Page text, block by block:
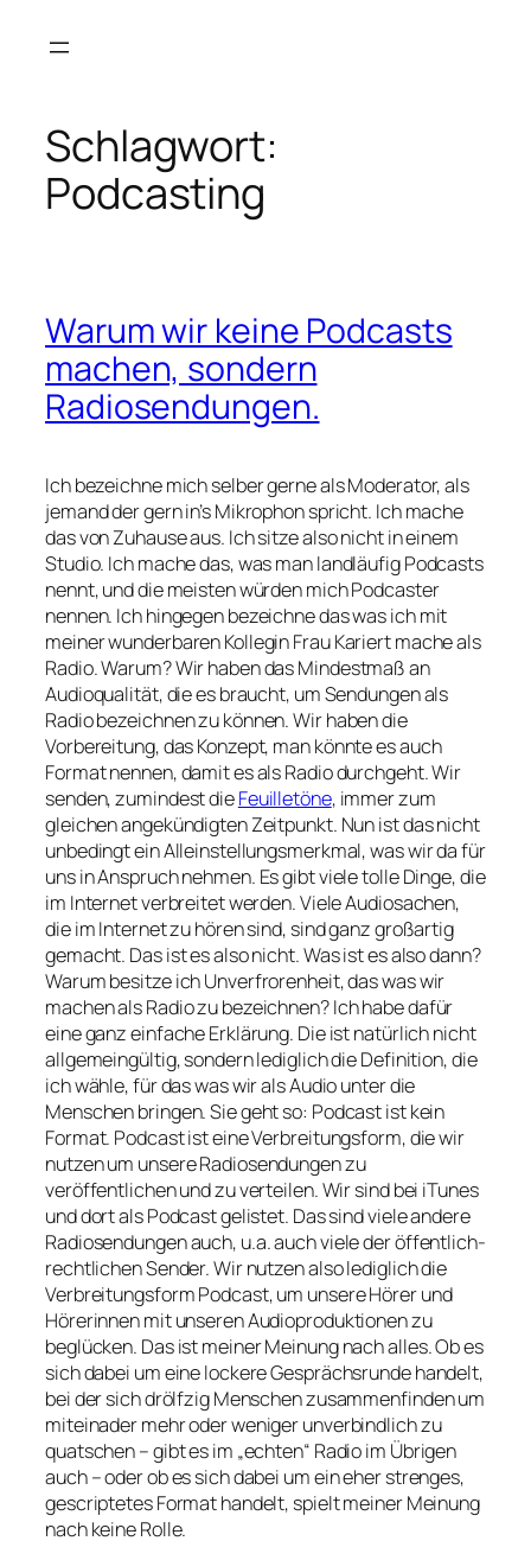
Inhalt
Schlagwort:
Podcasting
Warum wir keine Podcasts
machen, sondern
Radiosendungen.
Ich bezeichne mich selber gerne als Moderator, als
jemand der gern in’s Mikrophon spricht. Ich mache
das von Zuhause aus. Ich sitze also nicht in einem
Studio. Ich mache das, was man landläufig Podcasts
nennt, und die meisten würden mich Podcaster
nennen. Ich hingegen bezeichne das was ich mit
meiner wunderbaren Kollegin Frau Kariert mache als
Radio. Warum? Wir haben das Mindestmaß an
Audioqualität, die es braucht, um Sendungen als
Radio bezeichnen zu können. Wir haben die
Vorbereitung, das Konzept, man könnte es auch
Format nennen, damit es als Radio durchgeht. Wir
senden, zumindest dieFeuilletöne, immer zum
gleichen angekündigten Zeitpunkt. Nun ist das nicht
unbedingt ein Alleinstellungsmerkmal, was wir da für
uns in Anspruch nehmen. Es gibt viele tolle Dinge, die
im Internet verbreitet werden. Viele Audiosachen,
die im Internet zu hören sind, sind ganz großartig
gemacht. Das ist es also nicht. Was ist es also dann?
Warum besitze ich Unverfrorenheit, das was wir
machen als Radio zu bezeichnen? Ich habe dafür
eine ganz einfache Erklärung. Die ist natürlich nicht
allgemeingültig, sondern lediglich die Definition, die
ich wähle, für das was wir als Audio unter die
Menschen bringen. Sie geht so: Podcast ist kein
Format. Podcast ist eine Verbreitungsform, die wir
nutzen um unsere Radiosendungen zu
veröffentlichen und zu verteilen. Wir sind bei iTunes
und dort als Podcast gelistet. Das sind viele andere
Radiosendungen auch, u.a. auch viele der öffentlich-
rechtlichen Sender. Wir nutzen also lediglich die
Verbreitungsform Podcast, um unsere Hörer und
Hörerinnen mit unseren Audioproduktionen zu
beglücken. Das ist meiner Meinung nach alles. Ob es
sich dabei um eine lockere Gesprächsrunde handelt,
bei der sich drölfzig Menschen zusammenfinden um
miteinader mehr oder weniger unverbindlich zu
quatschen – gibt es im „echten“ Radio im Übrigen
auch – oder ob es sich dabei um ein eher strenges,
gescriptetes Format handelt, spielt meiner Meinung
nach keine Rolle.